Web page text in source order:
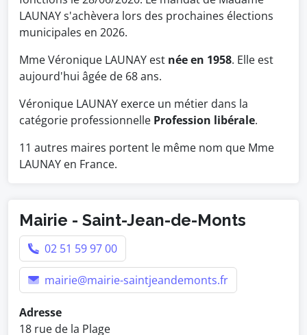
LAUNAY s'achèvera lors des prochaines élections
municipales en 2026.
Mme Véronique LAUNAY est née en 1958. Elle est
aujourd'hui âgée de 68 ans.
Véronique LAUNAY exerce un métier dans la
catégorie professionnelle Profession libérale.
11 autres maires portent le même nom que Mme
LAUNAY en France.
Mairie - Saint-Jean-de-Monts
02 51 59 97 00
mairie@mairie-saintjeandemonts.fr
Adresse
18 rue de la Plage